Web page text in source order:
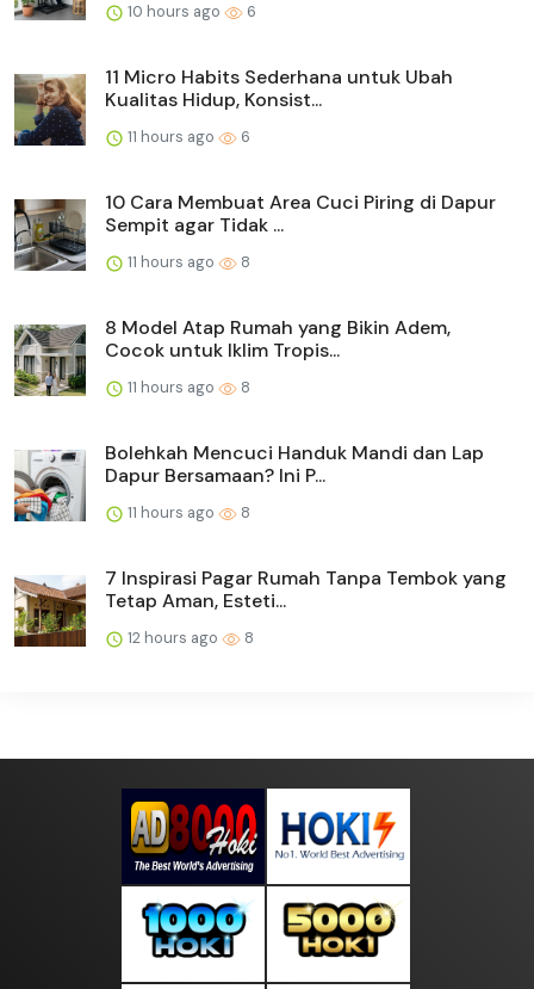
10 hours ago 6
11 Micro Habits Sederhana untuk Ubah
Kualitas Hidup, Konsist...
11 hours ago 6
10 Cara Membuat Area Cuci Piring di Dapur
Sempit agar Tidak ...
11 hours ago 8
8 Model Atap Rumah yang Bikin Adem,
Cocok untuk Iklim Tropis...
11 hours ago 8
Bolehkah Mencuci Handuk Mandi dan Lap
Dapur Bersamaan? Ini P...
11 hours ago 8
7 Inspirasi Pagar Rumah Tanpa Tembok yang
Tetap Aman, Esteti...
12 hours ago 8